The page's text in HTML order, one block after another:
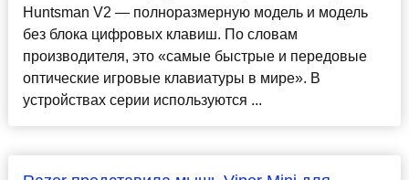
Huntsman V2 — полноразмерную модель и модель
без блока цифровых клавиш. По словам
производителя, это «самые быстрые и передовые
оптические игровые клавиатуры в мире». В
устройствах серии используются ...